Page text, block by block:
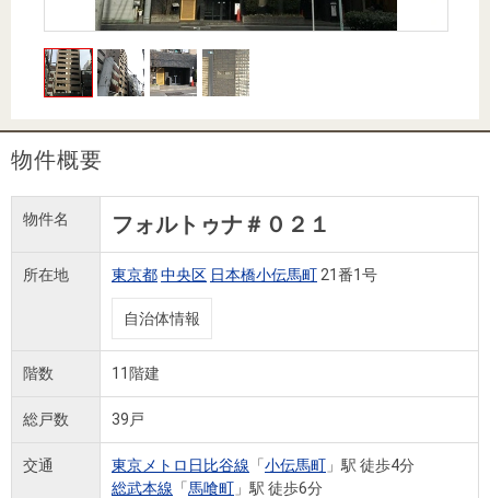
住まいと
暮らしの
税金の本
（電子ブ
ック）
購入ガイ
ド
ック）
物件概要
物件名 フォルトゥナ＃０２１
所在地 東京都中央区 日本橋小伝馬町 21番1号
自治体情報
階数 11階建
総戸数 39戸
交通 東京メトロ日比谷線 「小伝馬町 」駅 徒歩4分
総武本線 「馬喰町 」駅 徒歩6分